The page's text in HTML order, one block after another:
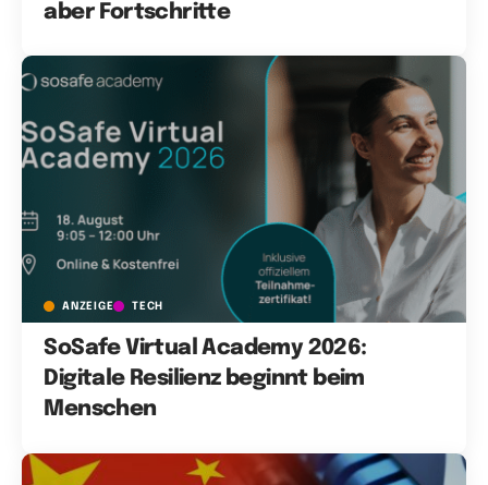
aber Fortschritte
ANZEIGE TECH
SoSafe Virtual Academy 2026:
Digitale Resilienz beginnt beim
Menschen